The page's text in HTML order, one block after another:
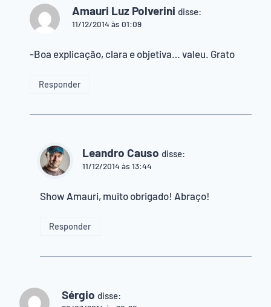
Amauri Luz Polverini disse:
11/12/2014 às 01:09
-Boa explicação, clara e objetiva… valeu. Grato
Responder
Leandro Causo disse:
11/12/2014 às 13:44
Show Amauri, muito obrigado! Abraço!
Responder
Sérgio disse: